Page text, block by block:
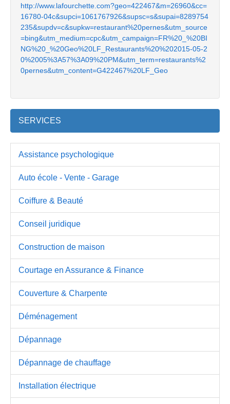
http://www.lafourchette.com?geo=422467&m=26960&cc=
16780-04c&supci=1061767926&supsc=s&supai=8289754
235&supdv=c&supkw=restaurant%20pernes&utm_source
=bing&utm_medium=cpc&utm_campaign=FR%20_%20BI
NG%20_%20Geo%20LF_Restaurants%20%202015-05-2
0%2005%3A57%3A09%20PM&utm_term=restaurants%2
0pernes&utm_content=G422467%20LF_Geo
SERVICES
Assistance psychologique
Auto école - Vente - Garage
Coiffure & Beauté
Conseil juridique
Construction de maison
Courtage en Assurance & Finance
Couverture & Charpente
Déménagement
Dépannage
Dépannage de chauffage
Installation électrique